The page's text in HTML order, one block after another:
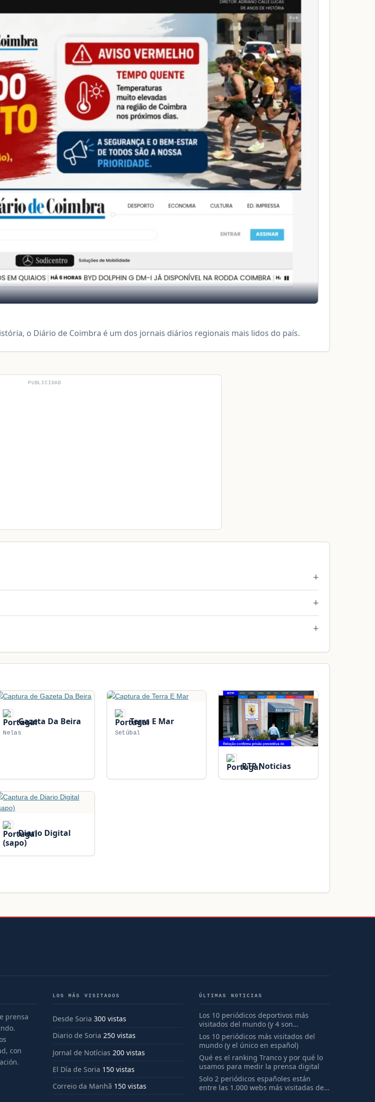
o Diário de Coimbra é um dos jornais diários regionais mais lidos do país.
PUBLICIDAD
Gazeta Da Beira
Nelas
Terra E Mar
Setúbal
RTP Noticias
Diario Digital
(sapo)
prensa
con
LOS MÁS VISITADOS
Desde Soria 300 vistas
Diario de Soria 250 vistas
Jornal de Notícias 200 vistas
El Día de Soria 150 vistas
Correio da Manhã 150 vistas
ÚLTIMAS NOTICIAS
Los 10 periódicos deportivos más
visitados del mundo (y 4 son
españoles)
Los 10 periódicos más visitados del
mundo (y el único en español)
Qué es el ranking Tranco y por qué lo
usamos para medir la prensa digital
Solo 2 periódicos españoles están
entre las 1.000 webs más visitadas del